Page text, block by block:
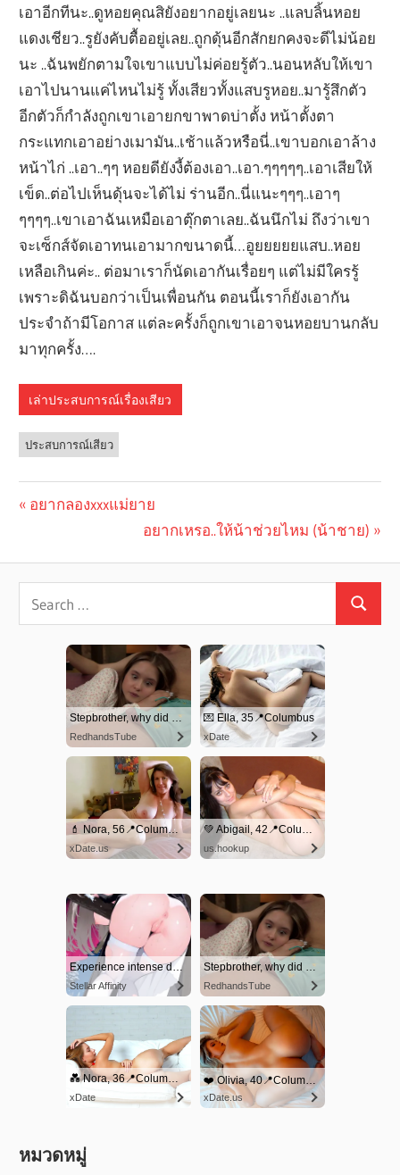
เอาอีกทีนะ..ดูหอยคุณสิยังอยากอยู่เลยนะ ..แลบลิ้นหอย
แดงเชียว..รูยังคับตื้ออยู่เลย..ถูกดุ้นอีกสักยกคงจะดีไม่น้อย
นะ ..ฉันพยักตามใจเขาแบบไม่ค่อยรู้ตัว..นอนหลับให้เขา
เอาไปนานแค่ไหนไม่รู้ ทั้งเสียวทั้งแสบรูหอย..มารู้สึกตัว
อีกตัวก็กำลังถูกเขาเอายกขาพาดบ่าตั้ง หน้าตั้งตา
กระแทกเอาอย่างเมามัน..เช้าแล้วหรือนี่..เขาบอกเอาล้าง
หน้าไก่ ..เอา..ๆๆ หอยดียังงี้ต้องเอา..เอา.ๆๆๆๆๆ..เอาเสียให้
เข็ด..ต่อไปเห็นดุ้นจะได้ไม่ ร่านอีก..นี่แนะๆๆๆ..เอาๆ
ๆๆๆๆ..เขาเอาฉันเหมือเอาตุ๊กตาเลย..ฉันนึกไม่ ถึงว่าเขา
จะเซ็กส์จัดเอาทนเอามากขนาดนี้…อูยยยยยแสบ..หอย
เหลือเกินค่ะ.. ต่อมาเราก็นัดเอากันเรื่อยๆ แต่ไม่มีใครรู้
เพราะดิฉันบอกว่าเป็นเพื่อนกัน ตอนนี้เราก็ยังเอากัน
ประจำถ้ามีโอกาส แต่ละครั้งก็ถูกเขาเอาจนหอยบานกลับ
มาทุกครั้ง….
เล่าประสบการณ์เรื่องเสียว
ประสบการณ์เสียว
navigation
Previous
อยากลองxxxแม่ยาย
Next
อยากเหรอ..ให้น้าช่วยไหม (น้าชาย)
หมวดหมู่